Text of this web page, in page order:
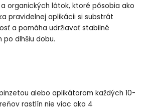
organických látok, ktoré pôsobia ako
pravidelnej aplikácii si substrát
a pomáha udržiavať stabilné
po dlhšiu dobu.
alebo aplikátorom každých 10-
rastlín nie viac ako 4